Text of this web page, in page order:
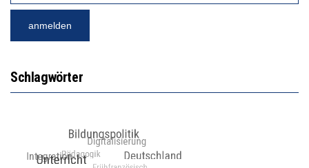
Schlagwörter